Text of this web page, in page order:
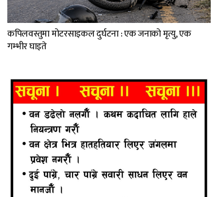
कपिलवस्तुमा मोटरसाइकल दुर्घटना : एक जनाको मृत्यु, एक
गम्भीर घाइते